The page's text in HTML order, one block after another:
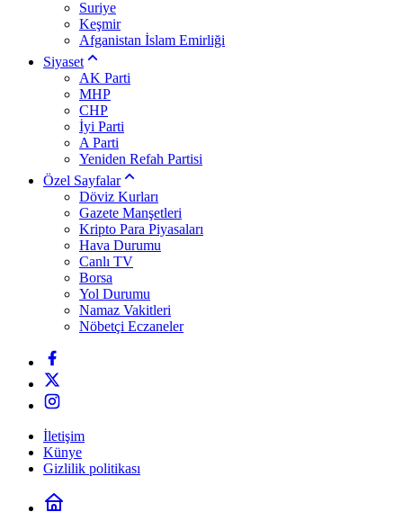
Suriye
Keşmir
Afganistan İslam Emirliği
Siyaset
AK Parti
MHP
CHP
İyi Parti
A Parti
Yeniden Refah Partisi
Özel Sayfalar
Döviz Kurları
Gazete Manşetleri
Kripto Para Piyasaları
Hava Durumu
Canlı TV
Borsa
Yol Durumu
Namaz Vakitleri
Nöbetçi Eczaneler
İletişim
Künye
Gizlilik politikası